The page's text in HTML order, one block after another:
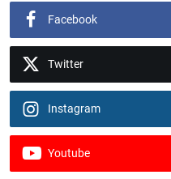
Facebook
Twitter
Instagram
Youtube